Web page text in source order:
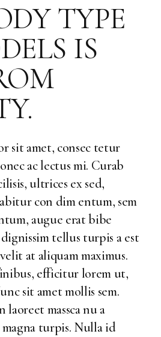
TYPE
IS
sit amet, consec tetur
ac lectus mi. Curab
ultrices ex sed,
con dim entum, sem
augue erat bibe
tellus turpis a est
at aliquam maximus.
efficitur lorem ut,
sit amet mollis sem.
laoreet massca nu a
turpis. Nulla id